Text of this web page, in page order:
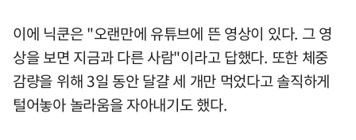
이에 닉쿤은 "오랜만에 유튜브에 뜬 영상이 있다. 그 영
상을 보면 지금과 다른 사람"이라고 답했다. 또한 체중
감량을 위해 3일 동안 달걀 세 개만 먹었다고 솔직하게
털어놓아 놀라움을 자아내기도 했다.